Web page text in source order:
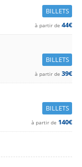
BILLETS
à partir de 44€
BILLETS
à partir de 39€
BILLETS
à partir de 140€